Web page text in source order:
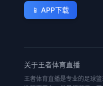
📱 APP下载
关于王者体育直播
王者体育直播是专业的足球